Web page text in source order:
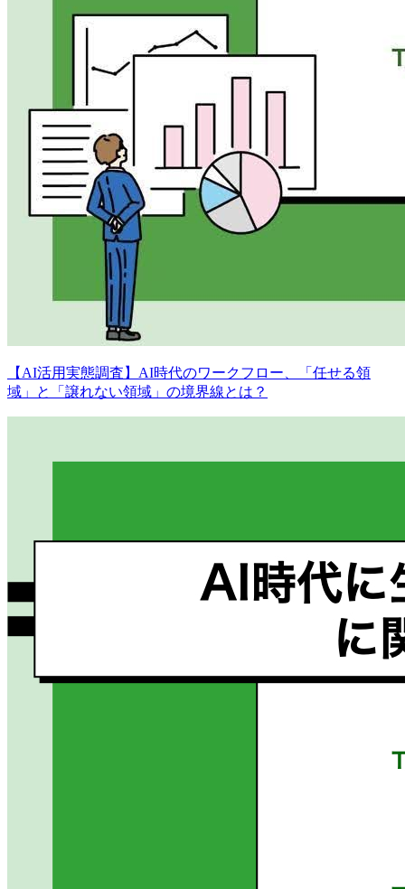
【AI活用実態調査】AI時代のワークフロー、「任せる領
域」と「譲れない領域」の境界線とは？